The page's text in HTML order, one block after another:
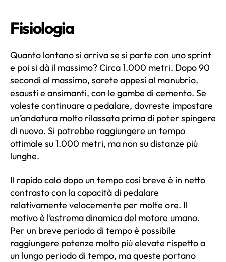
Fisiologia
Quanto lontano si arriva se si parte con uno sprint
e poi si dà il massimo? Circa 1.000 metri. Dopo 90
secondi al massimo, sarete appesi al manubrio,
esausti e ansimanti, con le gambe di cemento. Se
voleste continuare a pedalare, dovreste impostare
un’andatura molto rilassata prima di poter spingere
di nuovo. Si potrebbe raggiungere un tempo
ottimale su 1.000 metri, ma non su distanze più
lunghe.
Il rapido calo dopo un tempo così breve è in netto
contrasto con la capacità di pedalare
relativamente velocemente per molte ore. Il
motivo è l’estrema dinamica del motore umano.
Per un breve periodo di tempo è possibile
raggiungere potenze molto più elevate rispetto a
un lungo periodo di tempo, ma queste portano